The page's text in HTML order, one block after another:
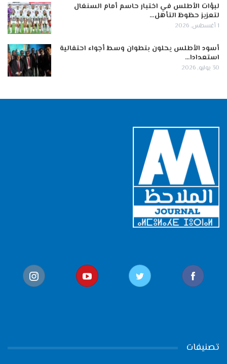
لبؤات الأطلس في اختبار حاسم أمام السنغال
لتعزيز حظوظ التأهل…
1 أغسطس, 2026
أسود الأطلس يحلون بتطوان وسط أجواء احتفالية
استعدادا…
30 يوليو, 2026
تصنيفات